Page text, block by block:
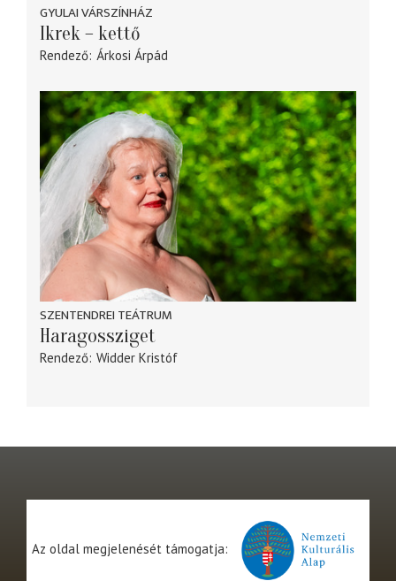
GYULAI VÁRSZÍNHÁZ
Ikrek – kettő
Rendező Árkosi Árpád
SZENTENDREI TEÁTRUM
Haragossziget
Rendező Widder Kristóf
Az oldal megjelenését támogatja: